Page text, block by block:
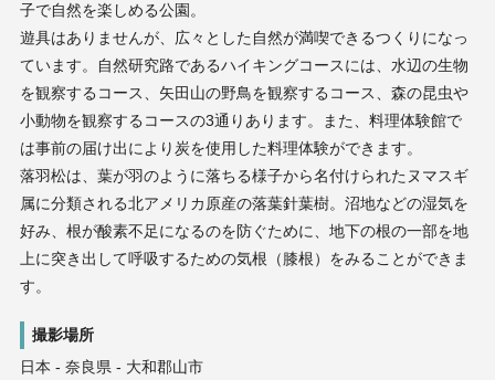
子で自然を楽しめる公園。
遊具はありませんが、広々とした自然が満喫できるつくりになっ
ています。自然研究路であるハイキングコースには、水辺の生物
を観察するコース、矢田山の野鳥を観察するコース、森の昆虫や
小動物を観察するコースの3通りあります。また、料理体験館で
は事前の届け出により炭を使用した料理体験ができます。
落羽松は、葉が羽のように落ちる様子から名付けられたヌマスギ
属に分類される北アメリカ原産の落葉針葉樹。沼地などの湿気を
好み、根が酸素不足になるのを防ぐために、地下の根の一部を地
上に突き出して呼吸するための気根（膝根）をみることができま
す。
撮影場所
日本 - 奈良県 - 大和郡山市